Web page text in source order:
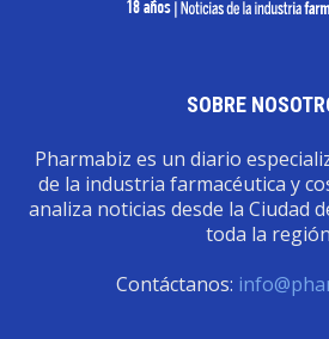
SOBRE
Pharmabiz es un diario
de la industria farmacéutica y
analiza noticias desde la Ciudad
toda la región
Contáctanos: